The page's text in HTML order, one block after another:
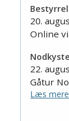
20.
Online
22.
Gåtur
Læs